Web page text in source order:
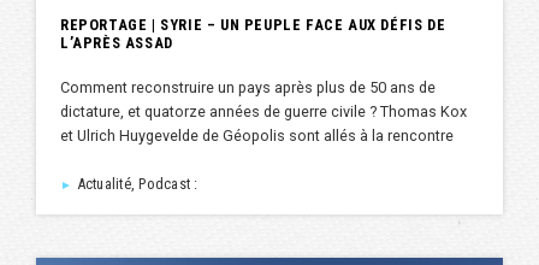
REPORTAGE | SYRIE – UN PEUPLE FACE AUX DÉFIS DE
L’APRÈS ASSAD
Comment reconstruire un pays après plus de 50 ans de
dictature, et quatorze années de guerre civile ? Thomas Kox
et Ulrich Huygevelde de Géopolis sont allés à la rencontre
► Actualité, Podcast :